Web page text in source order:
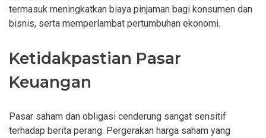
termasuk meningkatkan biaya pinjaman bagi konsumen dan
bisnis, serta memperlambat pertumbuhan ekonomi.
Ketidakpastian Pasar
Keuangan
Pasar saham dan obligasi cenderung sangat sensitif
terhadap berita perang. Pergerakan harga saham yang